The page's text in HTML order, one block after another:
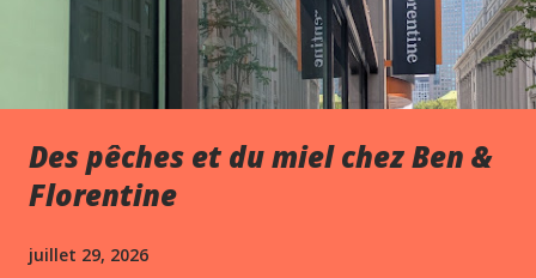
Des pêches et du miel chez Ben &
Florentine
juillet 29, 2026